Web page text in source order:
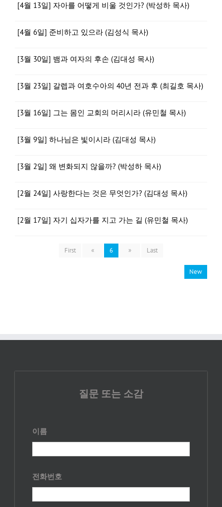
[4월 13일] 자아를 어떻게 비울 것인가? (박성하 목사)
[4월 6일] 준비하고 있으라 (김성식 목사)
[3월 30일] 뱀과 여자의 후손 (김대성 목사)
[3월 23일] 갈렙과 여호수아의 40년 전과 후 (최길호 목사)
[3월 16일] 그는 몸인 교회의 머리시라 (유민철 목사)
[3월 9일] 하나님은 빛이시라 (김대성 목사)
[3월 2일] 왜 변화되지 않을까? (박성하 목사)
[2월 24일] 사랑한다는 것은 무엇인가? (김대성 목사)
[2월 17일] 자기 십자가를 지고 가는 길 (유민철 목사)
First « 6 » Last
New
질문 또는 소감
이름
전화번호